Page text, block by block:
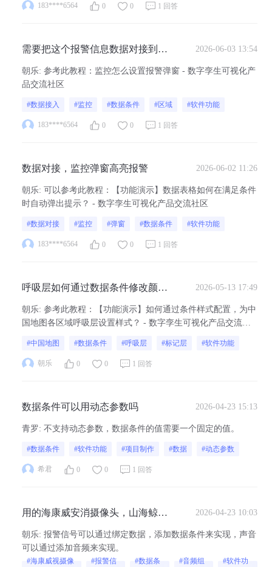
报警的时候 山海鲸上也能显示弹窗
183****6564 0 0 1 回答
需要把这个报警信息数据对接到我
这个报警信息设置一个数据条件，
由我设置高亮报警弹窗监控警告
2026-06-03 13:54
朝乐: 参考此教程：监控怎么设置报警弹窗 - 数字孪生可视化产
品交流社区
#数据接入 #监控 #数据条件 #区域 #软件功能
183****6564 0 0 1 回答
数据对接，监控弹窗高亮报警 2026-06-02 11:26
朝乐: 可以参考此教程：【功能演示】数据表格如何在满足条件
时自动弹出提示？ - 数字孪生可视化产品交流社区
#数据对接 #监控 #弹窗 #数据条件 #软件功能
183****6564 0 0 1 回答
呼吸层如何通过数据条件修改颜色
2026-05-13 17:49
朝乐: 参考此教程：【功能演示】如何通过条件样式配置，为中
国地图各区域呼吸层设置样式？ - 数字孪生可视化产品交流社
#中国地图 #数据条件 #呼吸层 #标记层 #软件功能
朝乐 0 0 1 回答
数据条件可以用动态参数吗 2026-04-23 15:13
青罗: 不支持动态参数，数据条件的值需要一个固定的值。
#数据条件 #软件功能 #项目制作 #数据 #动态参数
希君 0 0 1 回答
用的海康威安消摄像头，山海鲸可
有报警信号和声音信息，怎么解决
2026-04-23 10:03
朝乐: 报警信号可以通过绑定数据，添加数据条件来实现，声音
可以通过添加音频来实现。
#海康威视摄像
#报警信
#数据条
#音频组
#软件功